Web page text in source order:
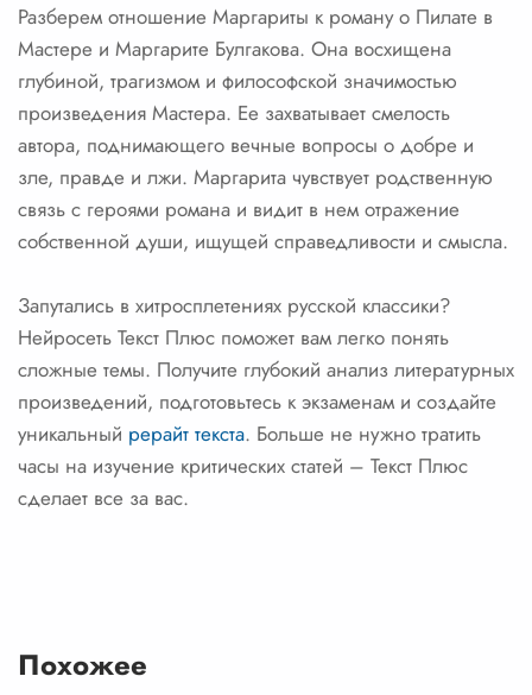
Разберем отношение Маргариты к роману о Пилате в
Мастере и Маргарите Булгакова. Она восхищена
глубиной, трагизмом и философской значимостью
произведения Мастера. Ее захватывает смелость
автора, поднимающего вечные вопросы о добре и
зле, правде и лжи. Маргарита чувствует родственную
связь с героями романа и видит в нем отражение
собственной души, ищущей справедливости и смысла.
Запутались в хитросплетениях русской классики?
Нейросеть Текст Плюс поможет вам легко понять
сложные темы. Получите глубокий анализ литературных
произведений, подготовьтесь к экзаменам и создайте
уникальный рерайт текста. Больше не нужно тратить
часы на изучение критических статей – Текст Плюс
сделает все за вас.
Похожее